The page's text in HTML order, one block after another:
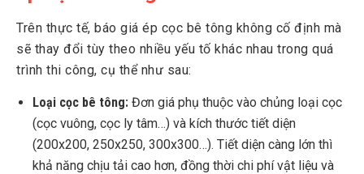
Trên thực tế, báo giá ép cọc bê tông không cố định mà
sẽ thay đổi tùy theo nhiều yếu tố khác nhau trong quá
trình thi công, cụ thể như sau:
Loại cọc bê tông: Đơn giá phụ thuộc vào chủng loại cọc
(cọc vuông, cọc ly tâm…) và kích thước tiết diện
(200x200, 250x250, 300x300…). Tiết diện càng lớn thì
khả năng chịu tải cao hơn, đồng thời chi phí vật liệu và